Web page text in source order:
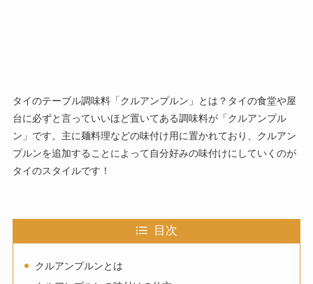
タイのテーブル調味料「クルアンプルン」とは？タイの食堂や屋
台に必ずと言っていいほど置いてある調味料が「クルアンプル
ン」です。主に麺料理などの味付け用に置かれており、クルアン
プルンを追加することによって自分好みの味付けにしていくのが
タイのスタイルです！
目次
クルアンプルンとは